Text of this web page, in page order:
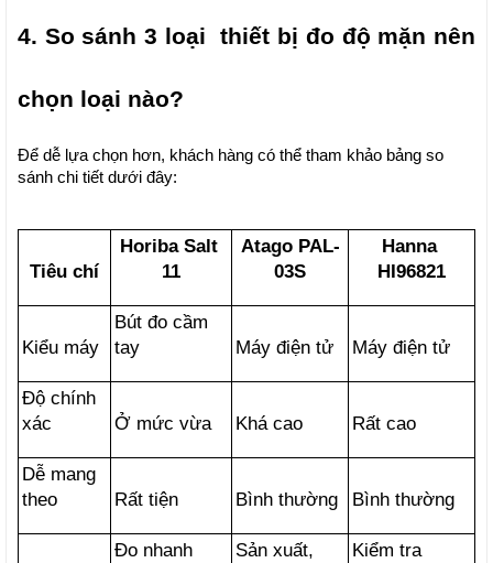
4. So sánh 3 loại  thiết bị đo độ mặn nên
chọn loại nào?
Để dễ lựa chọn hơn, khách hàng có thể tham khảo bảng so
sánh chi tiết dưới đây:
Tiêu chí
Horiba Salt
11
Atago PAL-
03S
Hanna
HI96821
Kiểu máy
Bút đo cầm
tay
Máy điện tử Máy điện tử
Độ chính
xác
Ở mức vừa Khá cao Rất cao
Dễ mang
theo
Rất tiện Bình thường Bình thường
Đo nhanh
Sản xuất,
Kiểm tra